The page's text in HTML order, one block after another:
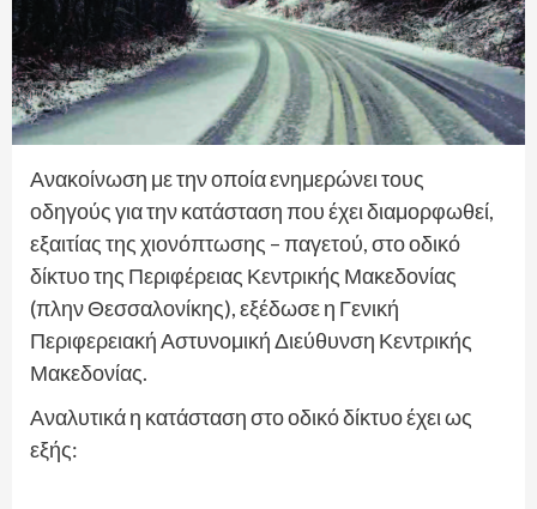
Ανακοίνωση με την οποία ενημερώνει τους
οδηγούς για την κατάσταση που έχει διαμορφωθεί,
εξαιτίας της χιονόπτωσης – παγετού, στο οδικό
δίκτυο της Περιφέρειας Κεντρικής Μακεδονίας
(πλην Θεσσαλονίκης), εξέδωσε η Γενική
Περιφερειακή Αστυνομική Διεύθυνση Κεντρικής
Μακεδονίας.
Αναλυτικά η κατάσταση στο οδικό δίκτυο έχει ως
εξής: